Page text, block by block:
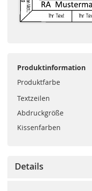
Produktinformation
Produktfarbe
Textzeilen
Abdruckgröße
Kissenfarben
Details